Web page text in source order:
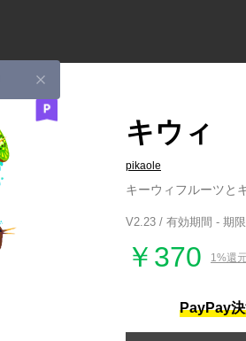
キウィ
pikaole
キーウィフルーツと
V2.23 / 有効期間 - 期
￥370 1%還元
PayPay